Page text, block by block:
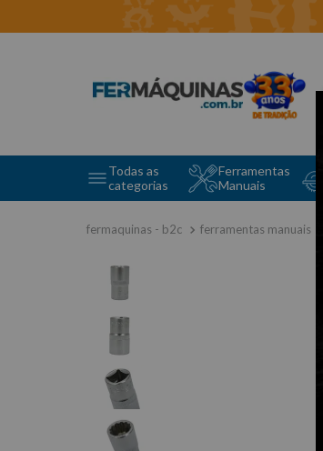
Todas as
categorias
Ferramentas
Manuais
ferramentas manuais